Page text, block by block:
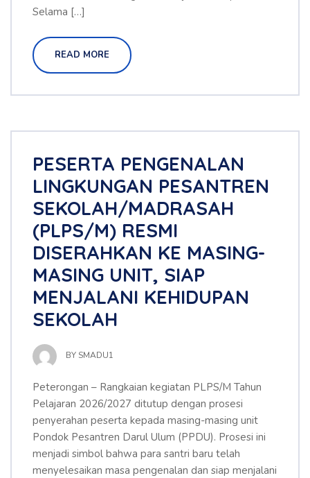
Selama […]
READ MORE
PESERTA PENGENALAN
LINGKUNGAN PESANTREN
SEKOLAH/MADRASAH
(PLPS/M) RESMI
DISERAHKAN KE MASING-
MASING UNIT, SIAP
MENJALANI KEHIDUPAN
SEKOLAH
BY SMADU1
Peterongan – Rangkaian kegiatan PLPS/M Tahun
Pelajaran 2026/2027 ditutup dengan prosesi
penyerahan peserta kepada masing-masing unit
Pondok Pesantren Darul Ulum (PPDU). Prosesi ini
menjadi simbol bahwa para santri baru telah
menyelesaikan masa pengenalan dan siap menjalani